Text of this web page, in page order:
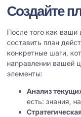
Создайте
После того как ваши
составить план
конкретные шаги,
направлении вашей
элементы:
Анализ
есть: знания,